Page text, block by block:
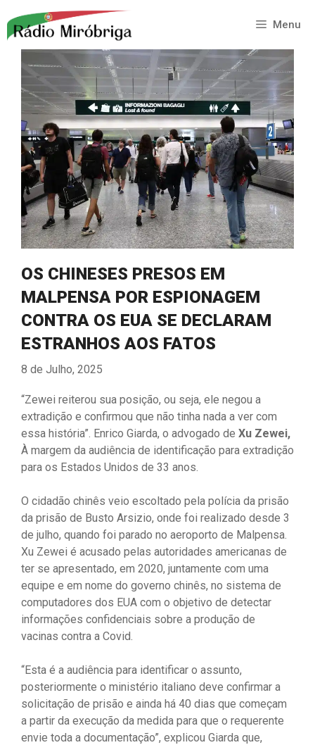
para
Menu
OS CHINESES PRESOS EM
MALPENSA POR ESPIONAGEM
CONTRA OS EUA SE DECLARAM
ESTRANHOS AOS FATOS
8 de Julho, 2025
“Zewei reiterou sua posição, ou seja, ele negou a
extradição e confirmou que não tinha nada a ver com
essa história”. Enrico Giarda, o advogado de Xu Zewei,
À margem da audiência de identificação para extradição
para os Estados Unidos de 33 anos.
O cidadão chinês veio escoltado pela polícia da prisão
da prisão de Busto Arsizio, onde foi realizado desde 3
de julho, quando foi parado no aeroporto de Malpensa.
Xu Zewei é acusado pelas autoridades americanas de
ter se apresentado, em 2020, juntamente com uma
equipe e em nome do governo chinês, no sistema de
computadores dos EUA com o objetivo de detectar
informações confidenciais sobre a produção de
vacinas contra a Covid.
“Esta é a audiência para identificar o assunto,
posteriormente o ministério italiano deve confirmar a
solicitação de prisão e ainda há 40 dias que começam
a partir da execução da medida para que o requerente
envie toda a documentação”, explicou Giarda que,